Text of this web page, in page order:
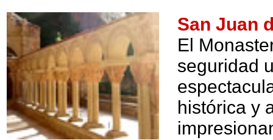
San Juan
El
seguridad
histórica y